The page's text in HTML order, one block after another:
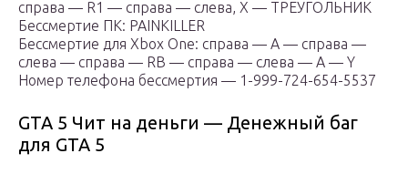
справа — R1 — справа — слева, X — ТРЕУГОЛЬНИК
Бессмертие ПК: PAINKILLER
Бессмертие для Xbox One: справа — A — справа —
слева — справа — RB — справа — слева — A — Y
Номер телефона бессмертия — 1-999-724-654-5537
GTA 5 Чит на деньги — Денежный баг
для GTA 5